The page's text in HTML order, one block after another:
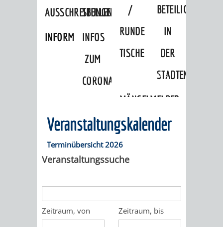
AUSSCHREIBUNGEN
INFORMATIONSPFLICHTEN
STELLENANGEBOTE
INFOS
ZUM
CORONAVIRUS
ZUR
UKRAINE
/
RUNDE
TISCHE
BETEILIGUNGEN
IN
DER
MÄNGELMELDER
UNSERE STADT
STADTPORTRAIT
WAPPENEHRENBÜRGER
STADTGESCHICHTE
»Stadtthemen Freizeit»
Veranstaltungskalender
Veranstaltungskalender
Terminübersicht 2026
Veranstaltungssuche
Zeitraum, von Zeitraum, bis